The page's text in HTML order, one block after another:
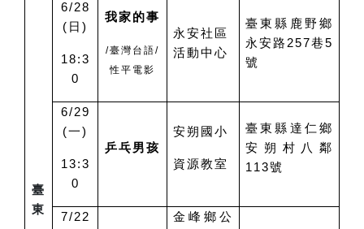
臺
東
6/28
( 日 )
18:3
0
我家的事
/臺灣台語/
性平電影
永安社區
活動中心
臺東縣鹿野鄉
永安路257巷5
號
6/29
(一)
13:3
0
乒乓男孩
安朔國小
資源教室
臺東縣達仁鄉
安朔村八鄰
113號
7/22
金峰鄉公